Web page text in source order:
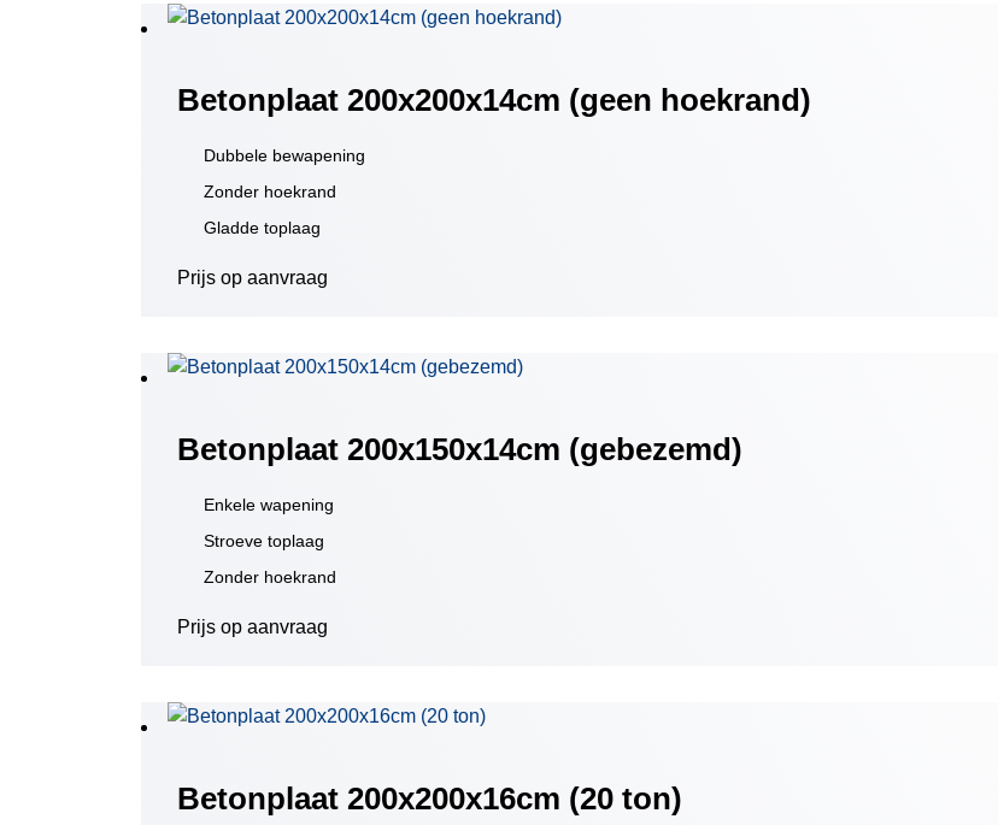
Betonplaat 200x200x14cm (geen hoekrand)
Dubbele bewapening
Zonder hoekrand
Gladde toplaag
Prijs op aanvraag
Betonplaat 200x150x14cm (gebezemd)
Enkele wapening
Stroeve toplaag
Zonder hoekrand
Prijs op aanvraag
Betonplaat 200x200x16cm (20 ton)